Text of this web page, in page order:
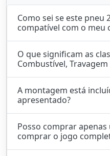
Como sei se este pneu
compatível com o meu
O que significam as
Combustível, Travagem
A montagem está
apresentado?
Posso comprar
comprar o jogo